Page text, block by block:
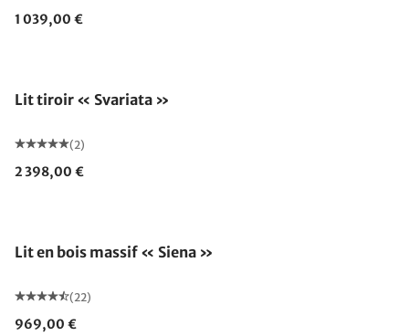
1 039,00 €
Lit tiroir « Svariata »
(2)
2 398,00 €
Lit en bois massif « Siena »
(22)
969,00 €